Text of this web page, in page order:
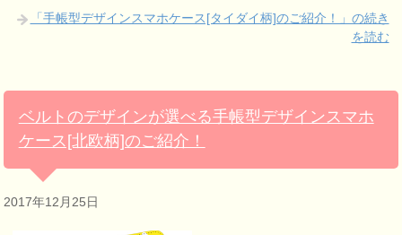
「手帳型デザインスマホケース[タイダイ柄]のご紹介！」の続き
を読む
ベルトのデザインが選べる手帳型デザインスマホ
ケース[北欧柄]のご紹介！
2017年12月25日